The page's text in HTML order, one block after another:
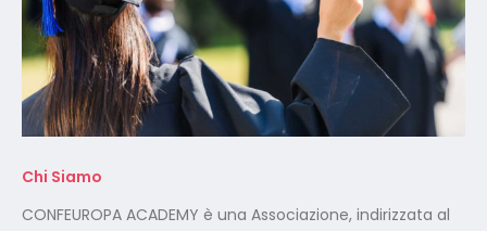
Chi Siamo
CONFEUROPA ACADEMY è una Associazione, indirizzata al